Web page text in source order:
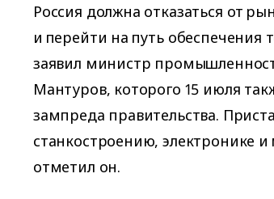
Россия должна отказаться от
и перейти на путь обеспечения
заявил министр
Мантуров, которого 15 июля
зампреда правительства.
станкостроению, электронике
отметил он.